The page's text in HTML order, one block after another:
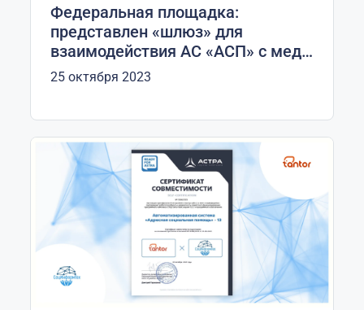
Федеральная площадка:
представлен «шлюз» для
взаимодействия АС «АСП» с мед…
25 октября 2023